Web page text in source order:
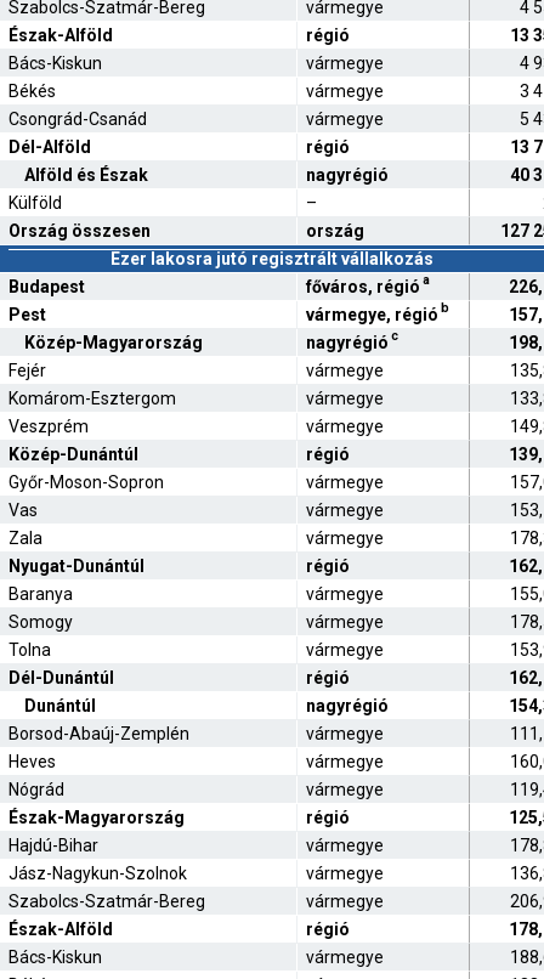
Szabolcs-Szatmár-Bereg vármegye
4
Észak-Alföld
régió
13
Bács-Kiskun
vármegye
4
Békés
vármegye
3
Csongrád-Csanád
vármegye
5
Dél-Alföld
régió
13
Alföld és Észak
nagyrégió
40
Külföld
–
Ország összesen
ország
127
Ezer lakosra jutó regisztrált vállalkozás
Budapest
főváros, régió a
Pest
vármegye, régió b
Közép-Magyarország
nagyrégió c
Fejér
vármegye
Komárom-Esztergom
vármegye
Veszprém
vármegye
Közép-Dunántúl
régió
Győr-Moson-Sopron
vármegye
Vas
vármegye
Zala
vármegye
Nyugat-Dunántúl
régió
Baranya
vármegye
Somogy
vármegye
Tolna
vármegye
Dél-Dunántúl
régió
Dunántúl
nagyrégió
Borsod-Abaúj-Zemplén
vármegye
Heves
vármegye
Nógrád
vármegye
Észak-Magyarország
régió
Hajdú-Bihar
vármegye
Jász-Nagykun-Szolnok
vármegye
Szabolcs-Szatmár-Bereg
vármegye
Észak-Alföld
régió
Bács-Kiskun
vármegye